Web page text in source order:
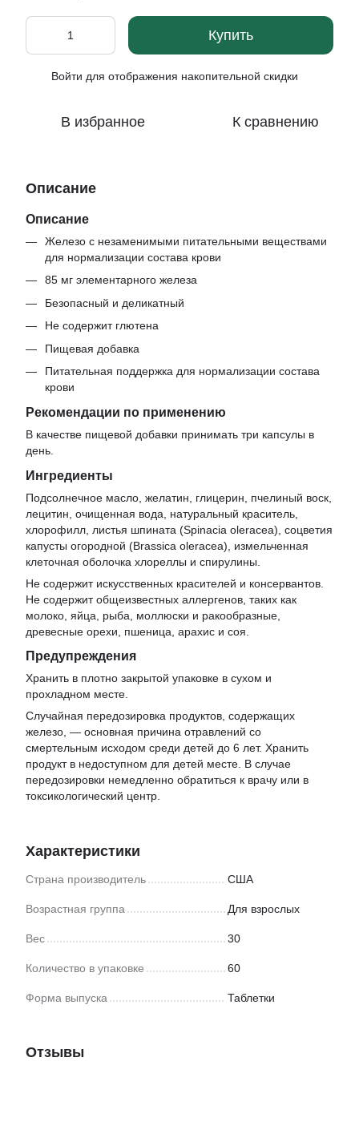
Купить
Войти для отображения накопительной скидки
В избранное К сравнению
Описание
Описание
Железо с незаменимыми питательными веществами
для нормализации состава крови
85 мг элементарного железа
Безопасный и деликатный
Не содержит глютена
Пищевая добавка
Питательная поддержка для нормализации состава
крови
Рекомендации по применению
В качестве пищевой добавки принимать три капсулы в
день.
Ингредиенты
Подсолнечное масло, желатин, глицерин, пчелиный воск,
лецитин, очищенная вода, натуральный краситель,
хлорофилл, листья шпината (Spinacia oleracea), соцветия
капусты огородной (Brassica oleracea), измельченная
клеточная оболочка хлореллы и спирулины.
Не содержит искусственных красителей и консервантов.
Не содержит общеизвестных аллергенов, таких как
молоко, яйца, рыба, моллюски и ракообразные,
древесные орехи, пшеница, арахис и соя.
Предупреждения
Хранить в плотно закрытой упаковке в сухом и
прохладном месте.
Случайная передозировка продуктов, содержащих
железо, — основная причина отравлений со
смертельным исходом среди детей до 6 лет. Хранить
продукт в недоступном для детей месте. В случае
передозировки немедленно обратиться к врачу или в
токсикологический центр.
Характеристики
Страна производитель США
Возрастная группа Для взрослых
Вес 30
Количество в упаковке 60
Форма выпуска Таблетки
Отзывы